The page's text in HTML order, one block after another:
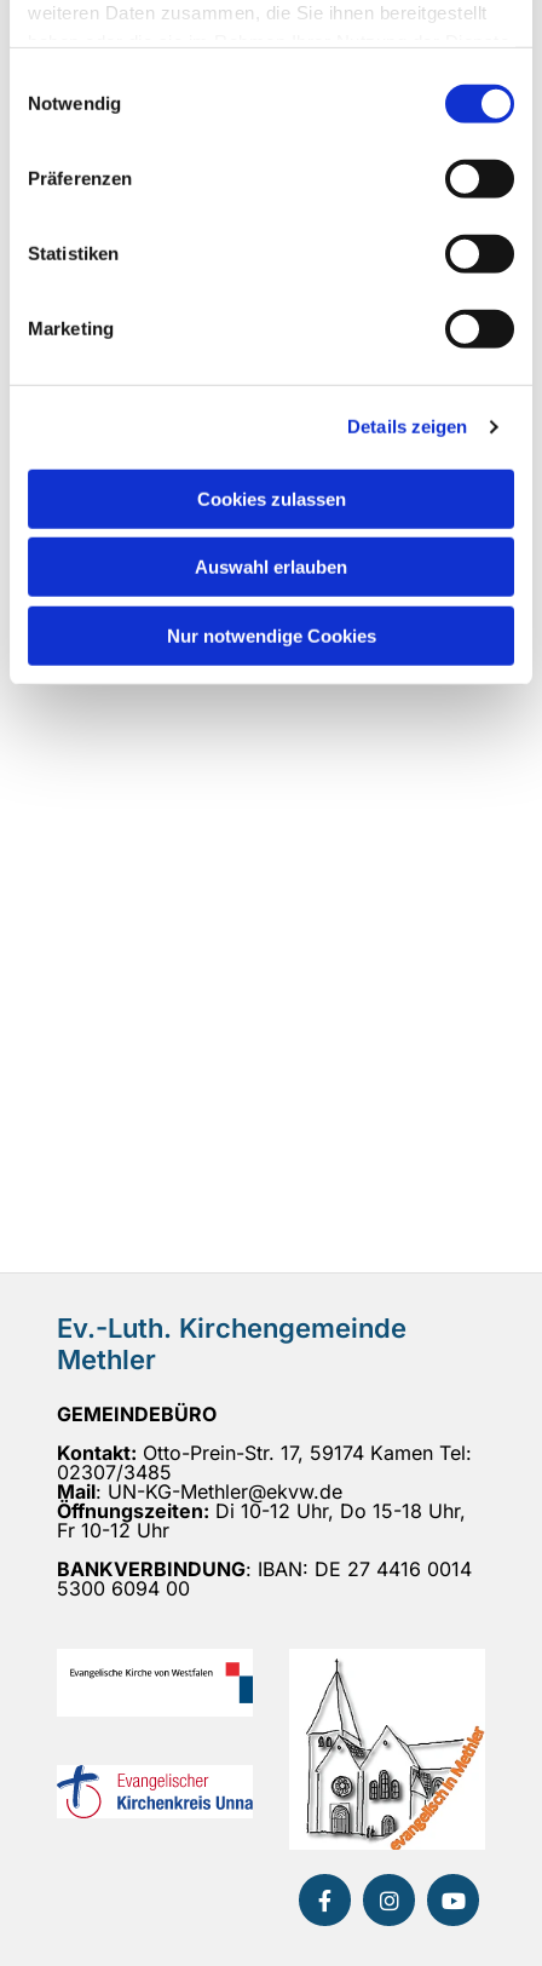
weiteren Daten zusammen, die Sie ihnen bereitgestellt
Notwendig
Präferenzen
Statistiken
Marketing
Details zeigen
Cookies zulassen
Auswahl erlauben
Nur notwendige Cookies
Dies könnte Sie auch
interessieren
Ev.-Luth. Kirchengemeinde
Methler
GEMEINDEBÜRO
Kontakt: Otto-Prein-Str. 17, 59174 Kamen Tel:
02307/3485
Mail: UN-KG-Methler@ekvw.de
Öffnungszeiten: Di 10-12 Uhr, Do 15-18 Uhr,
Fr 10-12 Uhr
BANKVERBINDUNG: IBAN: DE 27 4416 0014
5300 6094 00